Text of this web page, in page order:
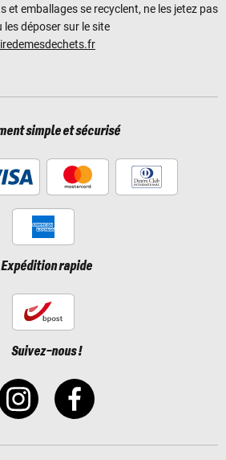
et emballages se recyclent, ne les jetez pas
les déposer sur le site
simple et sécurisé
Expédition rapide
Suivez-nous !